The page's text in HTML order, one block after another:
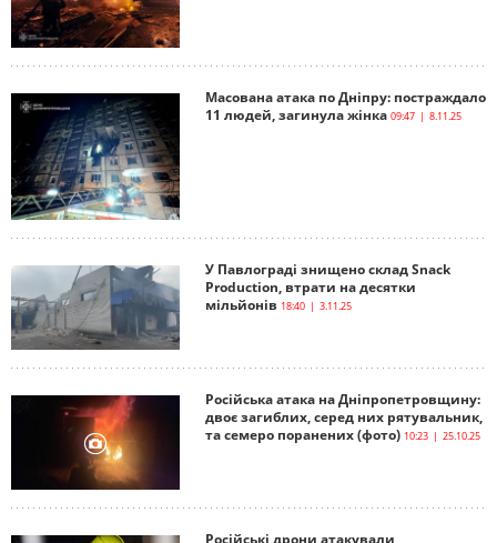
Масована атака по Дніпру: постраждало
11 людей, загинула жінка 09:47 | 8.11.25
У Павлограді знищено склад Snack
Production, втрати на десятки
мільйонів 18:40 | 3.11.25
Російська атака на Дніпропетровщину:
двоє загиблих, серед них рятувальник,
та семеро поранених (фото) 10:23 | 25.10.25